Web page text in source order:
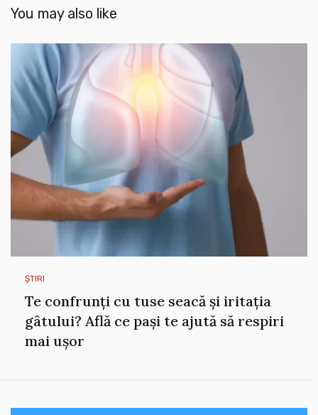
You may also like
ȘTIRI
Te confrunți cu tuse seacă și iritația
gâtului? Află ce pași te ajută să respiri
mai ușor